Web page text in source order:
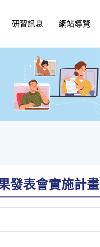
研習訊息 網站導覽
發表會實施計畫